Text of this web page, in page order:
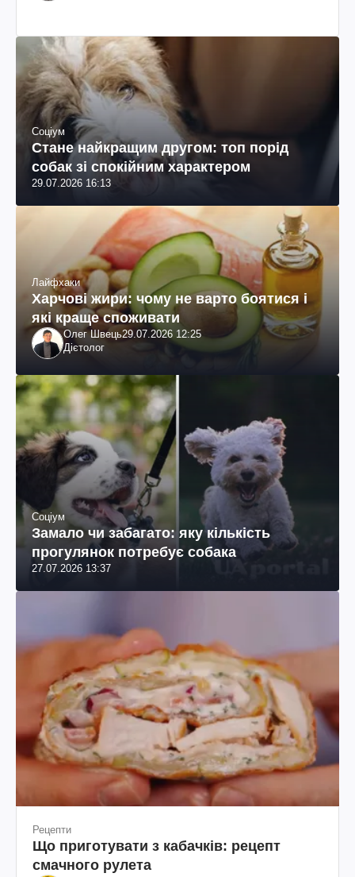
Соціум
Стане найкращим другом: топ порід
собак зі спокійним характером
29.07.2026 16:13
Лайфхаки
Харчові жири: чому не варто боятися і
які краще споживати
Олег Швець29.07.2026 12:25
Дієтолог
Соціум
Замало чи забагато: яку кількість
прогулянок потребує собака
27.07.2026 13:37
Рецепти
Що приготувати з кабачків: рецепт
смачного рулета